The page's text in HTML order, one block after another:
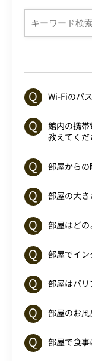
Wi-Fiのパ
館内の携
教えてくだ
部屋から
部屋の大
部屋はど
部屋でイ
部屋はバ
部屋のお
部屋で食